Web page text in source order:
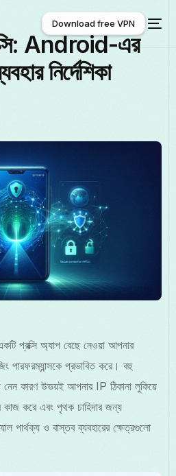
free VPN
Download free VPN
Android-এর
নির্দেশিকা
প্রক্সি অ্যাপ বেছে নেওয়া আপনার
পারফরম্যান্সকে প্রভাবিত করে। বহু
নেন কারণ উভয়ই আপনার IP ঠিকানা লুকিয়ে
কাজ করে এবং পৃথক চাহিদার জন্য
পার্থক্য ও বাস্তব ব্যবহারের ক্ষেত্রগুলো